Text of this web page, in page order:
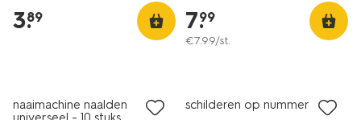
3.
89 7.
99
€7.99/st.
naaimachine naalden
schilderen op nummer